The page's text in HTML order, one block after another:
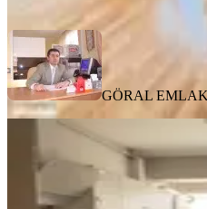
GÖRAL EMLAK
Tunalı
Daire
Çankaya,